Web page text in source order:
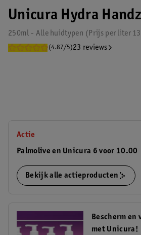
Unicura Hydra
250ml - Alle huidtypen Prijs per liter
(4.87/5)23 reviews
Actie
Palmolive en Unicura 6 voor 10.00
Bekijk alle actieproducten
Bescherm en
met Unicura!